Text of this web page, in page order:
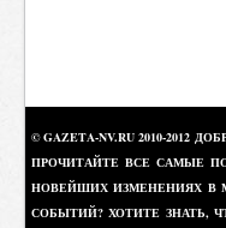
© GAZETA-NV.RU 2010-
ПРОЧИТАЙТЕ ВСЕ САМЫЕ
НОВЕЙШИХ ИЗМЕНЕНИЯХ В
СОБЫТИЙ? ХОТИТЕ ЗНАТЬ,